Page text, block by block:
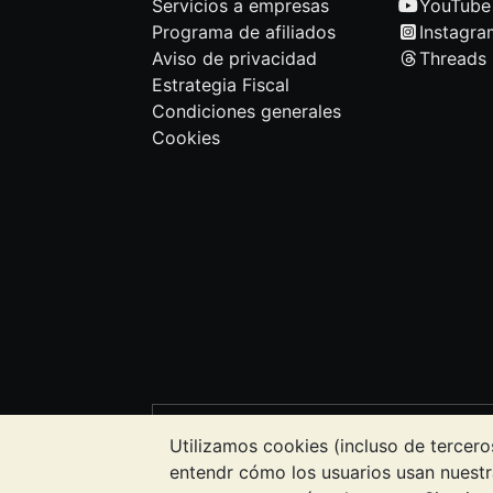
Utilizamos cookies (incluso de
entendr cómo los usuarios usan
Servicios a empresas
Programa de afiliados
Aviso de privacidad
Estrategia Fiscal
Condiciones generales
Cookies
YouTube
Threads
precios. Nada de lo contenido en los
de inversión. Debería buscar